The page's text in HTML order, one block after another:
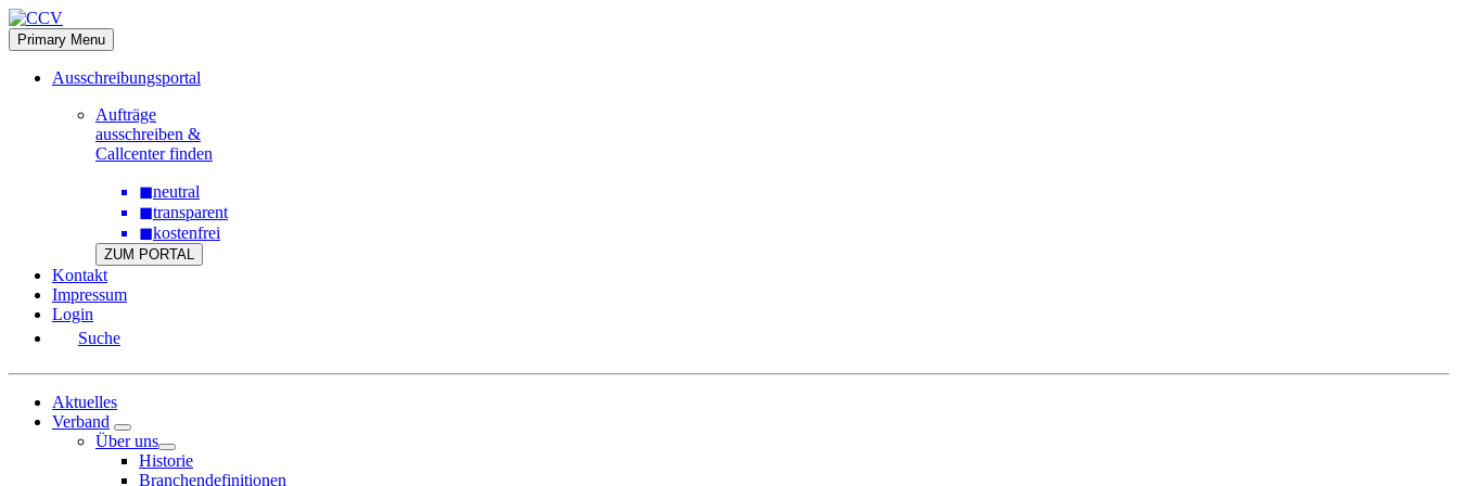
Skip
to
content
Primary Menu
Ausschreibungsportal
Aufträge
ausschreiben &
Callcenter finden
◼neutral
◼transparent
◼kostenfrei
ZUM PORTAL
Kontakt
Impressum
Login
Suche
Aktuelles
Verband
Über uns
Historie
Branchendefinitionen